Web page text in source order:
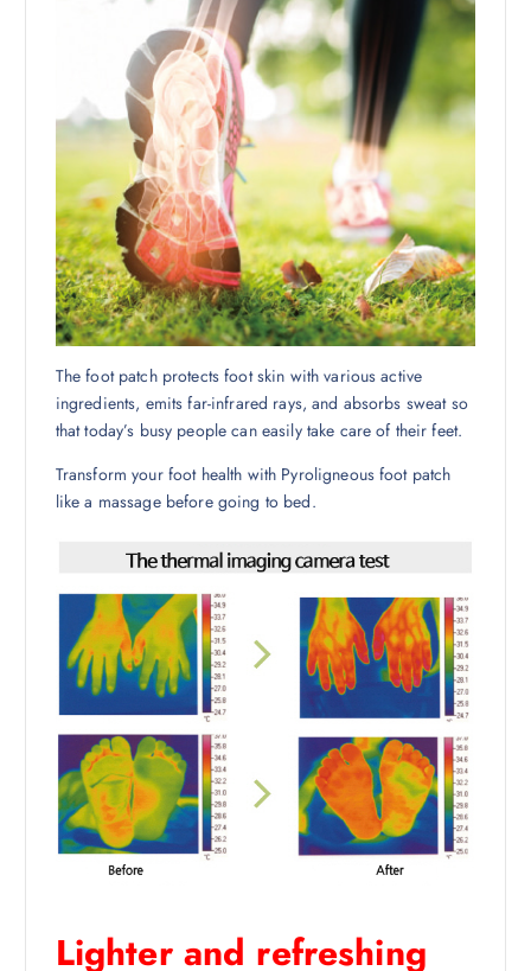
The foot patch protects foot skin with various active
ingredients, emits far-infrared rays, and absorbs sweat so
that today’s busy people can easily take care of their feet.
Transform your foot health with Pyroligneous foot patch
like a massage before going to bed.
Lighter and refreshing